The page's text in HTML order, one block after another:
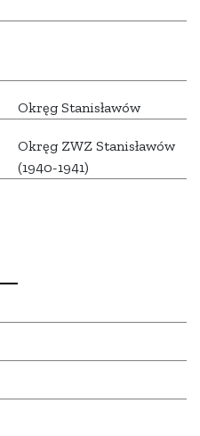
Okręg Stanisławów
Okręg ZWZ Stanisławów
(1940-1941)